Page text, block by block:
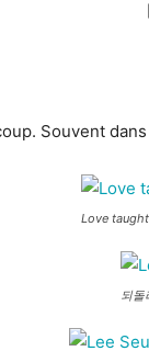
Souvent
Love
되돌